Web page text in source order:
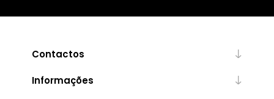
Contactos
Informações